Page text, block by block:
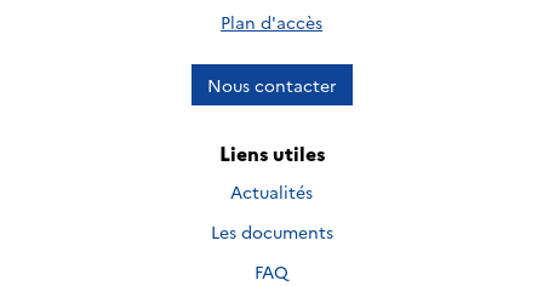
Plan d'accès
Nous contacter
Liens utiles
Actualités
Les documents
FAQ